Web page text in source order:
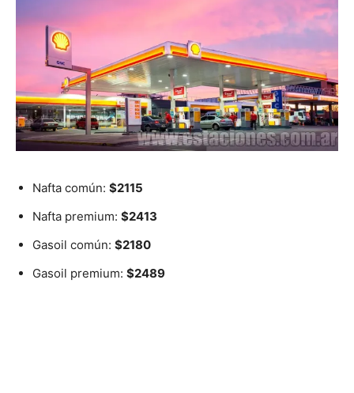
Nafta común: $2115
Nafta premium: $2413
Gasoil común: $2180
Gasoil premium: $2489